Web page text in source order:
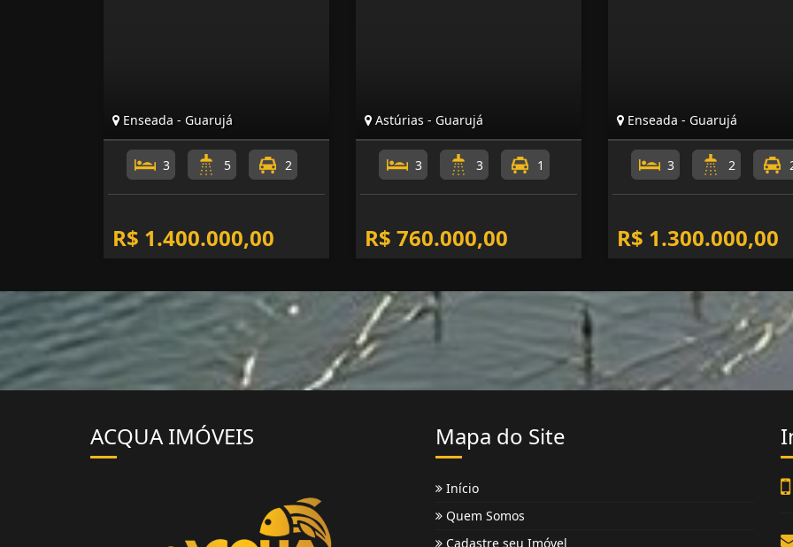
Enseada - Guarujá
3 5 2
R$ 1.400.000,00
Astúrias - Guarujá
3 3 1
R$ 760.000,00
Enseada - Guarujá
3 2
R$ 1.300.000,00
ACQUA IMÓVEIS Mapa do Site
Início
Quem Somos
Cadastre seu Imóvel